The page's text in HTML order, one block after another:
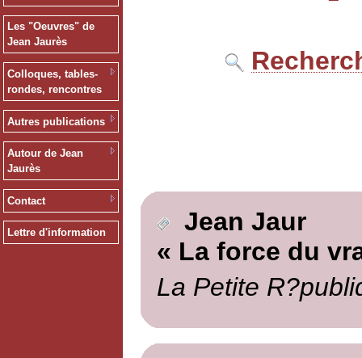
Les "Oeuvres" de
Jean Jaurès
Colloques, tables-
rondes, rencontres
Autres publications
Autour de Jean
Jaurès
Contact
Lettre d'information
Jean Jaur
« La force du
La Petite